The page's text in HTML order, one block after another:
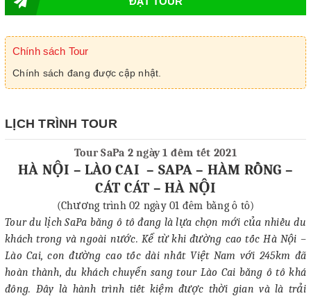
Chính sách Tour
Chính sách đang được cập nhật.
LỊCH TRÌNH TOUR
Tour SaPa 2 ngày 1 đêm tết 2021
HÀ NỘI – LÀO CAI – SAPA – HÀM RỒNG –
CÁT CÁT – HÀ NỘI
(Chương trình 02 ngày 01 đêm bằng ô tô)
Tour du lịch SaPa bằng ô tô đang là lựa chọn mới của nhiều du
khách trong và ngoài nước. Kể từ khi đường cao tốc Hà Nội –
Lào Cai, con đường cao tốc dài nhất Việt Nam với 245km đã
hoàn thành, du khách chuyển sang tour Lào Cai bằng ô tô khá
đông. Đây là hành trình tiết kiệm được thời gian và là trải